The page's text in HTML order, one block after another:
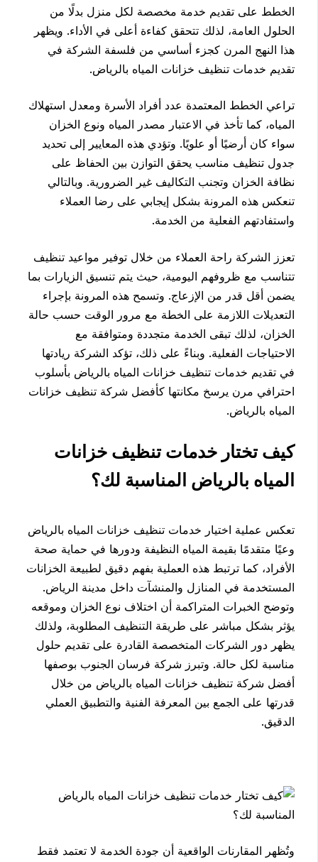
الخطط على تقديم خدمة مخصصة لكل منزل بدلًا من
الحلول العامة، لذلك تتحقق كفاءة أعلى في الأداء. ويظهر
هذا النهج المرن كجزء أساسي من فلسفة الشركة في
تقديم خدمات تنظيف خزانات المياه بالرياض.
تراعي الخطط المعتمدة عدد أفراد الأسرة ومعدل استهلاك
المياه، كما تأخذ في الاعتبار مصدر المياه ونوع الخزان
سواء كان أرضيًا أو علويًا. وتؤدي هذه المعايير إلى تحديد
جدول تنظيف مناسب يحقق التوازن بين الحفاظ على
نظافة الخزان وتجنب التكاليف غير الضرورية. وبالتالي
تنعكس هذه المرونة بشكل إيجابي على رضا العملاء
واستفادتهم الفعلية من الخدمة.
تعزز الشركة راحة العملاء من خلال توفير مواعيد تنظيف
تتناسب مع ظروفهم اليومية، حيث يتم تنسيق الزيارات بما
يضمن أقل قدر من الإزعاج. وتسمح هذه المرونة بإجراء
التعديلات اللازمة على الخطة مع مرور الوقت حسب حالة
الخزان، لذلك تبقى الخدمة متجددة ومتوافقة مع
الاحتياجات الفعلية. وبناءً على ذلك، تؤكد الشركة ريادتها
في تقديم خدمات تنظيف خزانات المياه بالرياض بأسلوب
احترافي مرن يرسخ مكانتها كأفضل شركة تنظيف خزانات
المياه بالرياض.
كيف تختار خدمات تنظيف خزانات
المياه بالرياض المناسبة لك؟
تعكس عملية اختيار خدمات تنظيف خزانات المياه بالرياض
وعيًا متقدمًا بقيمة المياه النظيفة ودورها في حماية صحة
الأفراد، كما ترتبط هذه العملية بفهم دقيق لطبيعة الخزانات
المستخدمة في المنازل والمنشآت داخل مدينة الرياض.
وتوضح الخبرات المتراكمة أن اختلاف نوع الخزان وموقعه
يؤثر بشكل مباشر على طريقة التنظيف المطلوبة، ولذلك
يظهر دور الشركات المتخصصة القادرة على تقديم حلول
مناسبة لكل حالة. وتبرز شركة فرسان الجنوب بوصفها
أفضل شركة تنظيف خزانات المياه بالرياض من خلال
قدرتها على الجمع بين المعرفة الفنية والتطبيق العملي
الدقيق.
وتُظهر المقارنات الواقعية أن جودة الخدمة لا تعتمد فقط